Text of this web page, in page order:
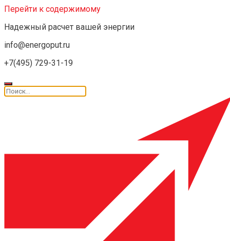
Перейти к содержимому
Надежный расчет вашей энергии
info@energoput.ru
+7(495) 729-31-19